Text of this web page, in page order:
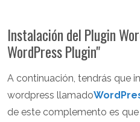
Instalación del Plugin
WordPress Plugin"
A continuación, tendrás que
wordpress llamado
de este complemento es